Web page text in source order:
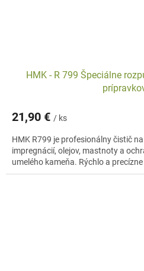
HMK - R 799 Špeciálne
21,90 € / ks
HMK R799 je profesionálny čistič
impregnácií, olejov, mastnoty a
umelého kameňa. Rýchlo a